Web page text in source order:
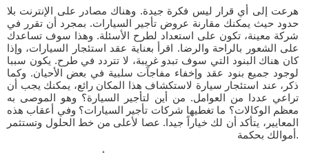
هرعت إلى أي قرار ليس فكرة جيدة. وهناك مصادر على الإنترنت بلا
حدود حيث يمكنك مقارنة عروض تأجير السيارات. بمجرد أن تقرر في
شركة معينة، تكون على استعداد لطرح الأسئلة. وهذا سوف تساعدك
على الشعور بالراحة والرضا. اقرأ بعناية عقد استئجار السيارات، وإذا
كان هناك البنود التي سوف تبدو غريبة، لا تتردد في طرح. يكون سببا
لوجود جميع بنود عقد وإخفاء مفاجآت سلبية في بعض الأحيان. وكما
ذكر، عند استئجار سيارة لاستكشاف هذا المكان رائع، يمكنك يجب أن
تراعي عددا من العوامل. من أين لتأجير السيارة؟ وهو الموصى به
معظم الوكالات؟ ما تغطيها شركات تأجير السيارات؟ وفي أعقاب هذه
المعايير، يتأكد أن لك خياراً جيدا. عصا لأعلى من خط الحلول وتستثمر
أموالك بحكمة.